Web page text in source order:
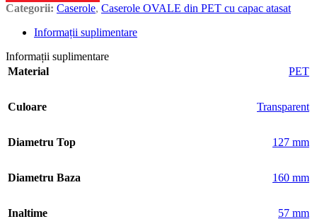
Categorii: Caserole, Caserole OVALE din PET cu capac atasat
Informații suplimentare
Informații suplimentare
Material
PET
Culoare Transparent
Diametru Top 127 mm
Diametru Baza 160 mm
Inaltime 57 mm